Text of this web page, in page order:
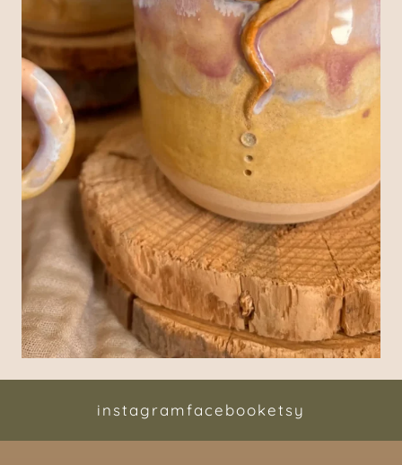
instagramfacebooketsy